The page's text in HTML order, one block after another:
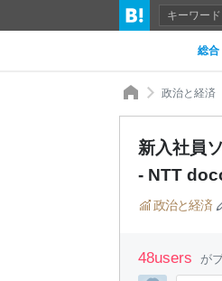
総合
政治と経済
新入社員
- NTT
政治と経済
48users が